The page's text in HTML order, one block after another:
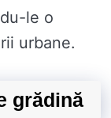
le o
urbane.
grădină